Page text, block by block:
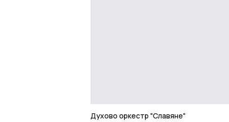
Духово оркестр "Славяне"